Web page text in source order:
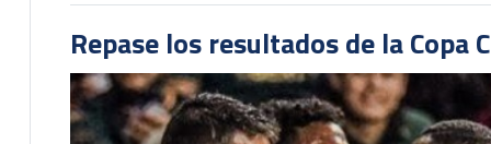
Repase los resultados de la Copa